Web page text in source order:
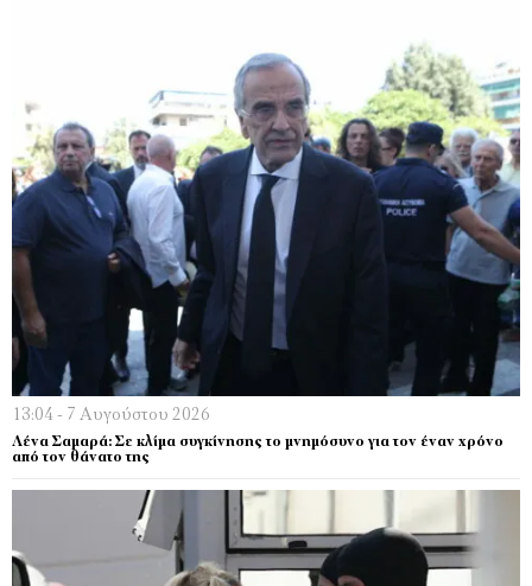
13:04 - 7 Αυγούστου 2026
Λένα Σαμαρά: Σε κλίμα συγκίνησης το μνημόσυνο για τον έναν χρόνο
από τον θάνατο της